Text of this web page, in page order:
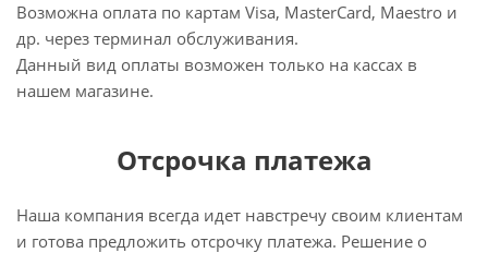
Возможна оплата по картам Visa, MasterCard, Maestro и
др. через терминал обслуживания.
Данный вид оплаты возможен только на кассах в
нашем магазине.
Отсрочка платежа
Наша компания всегда идет навстречу своим клиентам
и готова предложить отсрочку платежа. Решение о